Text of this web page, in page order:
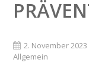
2. November 2023
Allgemein